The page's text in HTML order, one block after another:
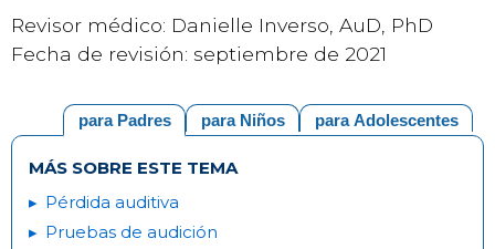
Revisor médico: Danielle Inverso, AuD, PhD
Fecha de revisión: septiembre de 2021
para Adolescentes
para Niños
para Padres
MÁS SOBRE ESTE TEMA
Pérdida auditiva
Pruebas de audición